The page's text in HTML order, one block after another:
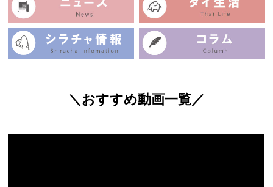
＼おすすめ動画一覧／